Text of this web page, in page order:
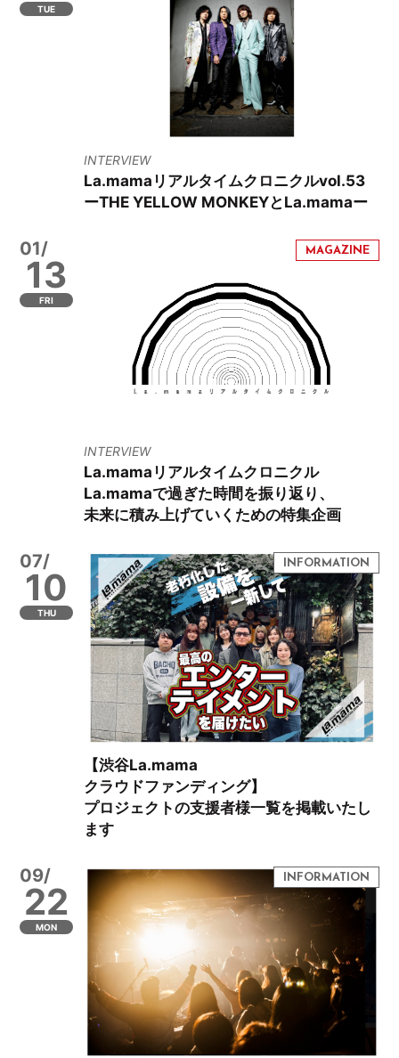
TUE
INTERVIEW
La.mamaリアルタイムクロニクルvol.53
ーTHE YELLOW MONKEYとLa.mamaー
01/
13
FRI
INTERVIEW
La.mamaリアルタイムクロニクル
La.mamaで過ぎた時間を振り返り、
未来に積み上げていくための特集企画
07/
10
THU
【渋谷La.mama
クラウドファンディング】
プロジェクトの支援者様一覧を掲載いたし
ます
09/
22
MON